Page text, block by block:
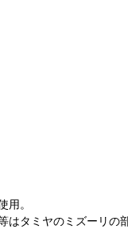
。
ヤのミズーリの部